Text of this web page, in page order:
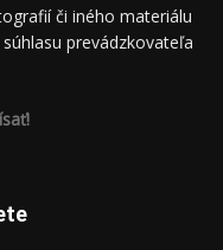
či iného materiálu
prevádzkovateľa